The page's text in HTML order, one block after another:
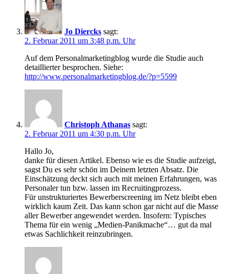
Jo Diercks sagt:
2. Februar 2011 um 3:48 p.m. Uhr
Auf dem Personalmarketingblog wurde die Studie auch
detaillierter besprochen. Siehe:
http://www.personalmarketingblog.de/?p=5599
Christoph Athanas sagt:
2. Februar 2011 um 4:30 p.m. Uhr
Hallo Jo,
danke für diesen Artikel. Ebenso wie es die Studie aufzeigt,
sagst Du es sehr schön im Deinem letzten Absatz. Die
Einschätzung deckt sich auch mit meinen Erfahrungen, was
Personaler tun bzw. lassen im Recruitingprozess.
Für unstrukturiertes Bewerberscreening im Netz bleibt eben
wirklich kaum Zeit. Das kann schon gar nicht auf die Masse
aller Bewerber angewendet werden. Insofern: Typisches
Thema für ein wenig „Medien-Panikmache“… gut da mal
etwas Sachlichkeit reinzubringen.